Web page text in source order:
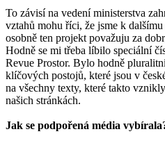
To závisí na vedení ministerstva
vztahů mohu říci, že jsme k
osobně ten projekt považuju za
Hodně se mi třeba líbilo speciální
Revue Prostor. Bylo hodně
klíčových postojů, které jsou v
na všechny texty, které takto
našich stránkách.
Jak se podpořená média